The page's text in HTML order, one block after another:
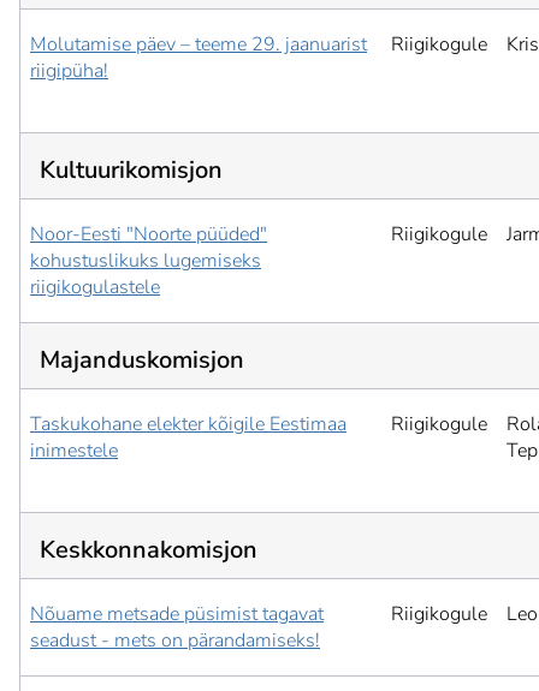
Molutamise päev – teeme 29. jaanuarist
riigipüha!
Riigikogule
Kultuurikomisjon
Noor-Eesti "Noorte püüded"
kohustuslikuks lugemiseks
riigikogulastele
Riigikogule
Majanduskomisjon
Taskukohane elekter kõigile Eestimaa
inimestele
Riigikogule
Keskkonnakomisjon
Nõuame metsade püsimist tagavat
seadust - mets on pärandamiseks!
Riigikogule